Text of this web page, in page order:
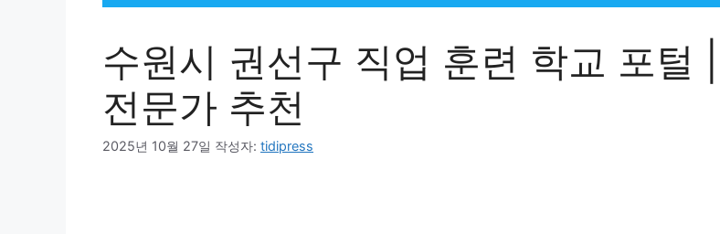
수원시 권선구 직업 훈련 학교 포털 | |
전문가 추천
2025년 10월 27일 작성자: tidipress